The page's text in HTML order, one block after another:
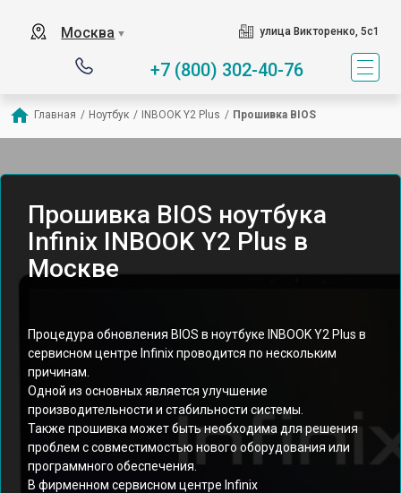
Москва ▼ улица Викторенко, 5с1
+7 (800) 302-40-76
Главная / Ноутбук / INBOOK Y2 Plus / Прошивка BIOS
Прошивка BIOS ноутбука
Infinix INBOOK Y2 Plus в
Москве
Процедура обновления BIOS в ноутбуке INBOOK Y2 Plus в
сервисном центре Infinix проводится по нескольким
причинам.
Одной из основных является улучшение
производительности и стабильности системы.
Также прошивка может быть необходима для решения
проблем с совместимостью нового оборудования или
программного обеспечения.
В фирменном сервисном центре Infinix